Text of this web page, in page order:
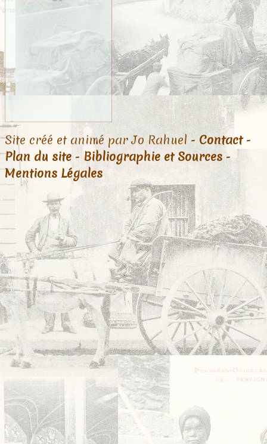
Site créé et animé par Jo Rahuel - Contact-
Plan du site - Bibliographie et Sources -
Mentions Légales